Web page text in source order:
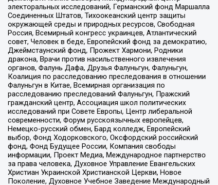
электоральных исследований, Германский фонд Маршалла
Соединенных Штатов, Тихоокеанский центр защиты
окружающей среды и природных ресурсов, Свободная
Россия, Всемирный конгресс украинцев, Атлантический
совет, Человек в беде, Европейский фонд за демократию,
Джеймстаунский фонд, Прожект Хармони, Родники
дракона, Врачи против насильственного извлечения
органов, Фалунь Дафа, Друзья Фалуньгун, Фалуньгун,
Коалиция по расследованию преследования в отношении
Фалуньгун в Китае, Всемирная организация по
расследованию преследований Фалуньгун, Пражский
гражданский центр, Ассоциация школ политических
исследований при Совете Европы, Центр либеральной
современности, Форум русскоязычных европейцев,
Немецко-русский обмен, Бард колледж, Европейский
выбор, Фонд Ходорковского, Оксфордский российский
фонд, Фонд Будущее России, Компания свободы
информации, Проект Медиа, Международное партнерство
за права человека, Духовное Управление Евангельских
Христиан Украинской Христианской Церкви, Новое
Поколение, Духовное Учебное Заведение Международный